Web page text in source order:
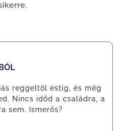
reggeltől estig, és még
Nincs időd a családra, a
sem. Ismerős?